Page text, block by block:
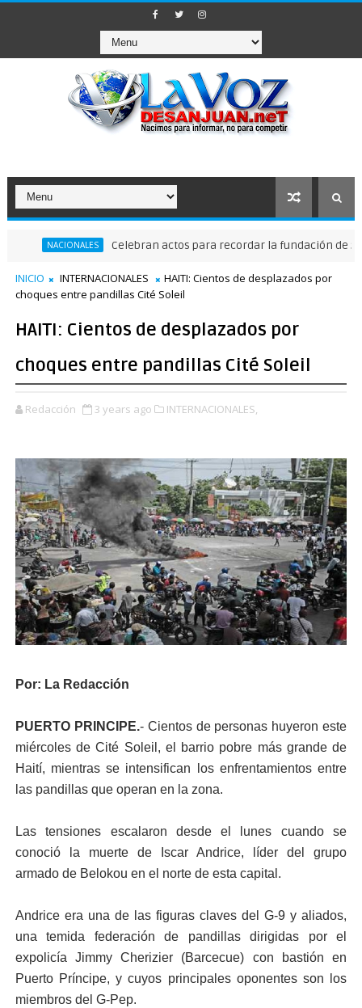
NACIONALES Celebran actos para recordar la fundación de Santo
INICIO INTERNACIONALES
HAITI: Cientos de desplazados por
choques entre pandillas Cité Soleil
HAITI: Cientos de desplazados por
choques entre pandillas Cité Soleil
Redacción 3 years ago INTERNACIONALES,
Por: La Redacción
PUERTO PRINCIPE.- Cientos de personas huyeron este
miércoles de Cité Soleil, el barrio pobre más grande de
Haití, mientras se intensifican los enfrentamientos entre
las pandillas que operan en la zona.
Las tensiones escalaron desde el lunes cuando se
conoció la muerte de Iscar Andrice, líder del grupo
armado de Belokou en el norte de esta capital.
Andrice era una de las figuras claves del G-9 y aliados,
una temida federación de pandillas dirigidas por el
expolicía Jimmy Cherizier (Barcecue) con bastión en
Puerto Príncipe, y cuyos principales oponentes son los
miembros del G-Pep.